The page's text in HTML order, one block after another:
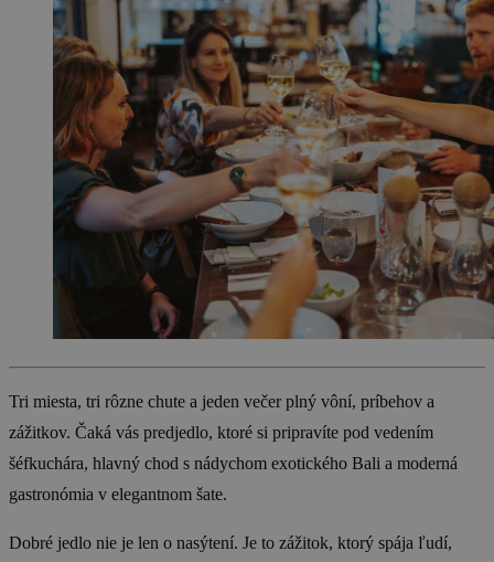
Tri miesta, tri rôzne chute a jeden večer plný vôní, príbehov a
zážitkov. Čaká vás predjedlo, ktoré si pripravíte pod vedením
šéfkuchára, hlavný chod s nádychom exotického Bali a moderná
gastronómia v elegantnom šate.
Dobré jedlo nie je len o nasýtení. Je to zážitok, ktorý spája ľudí,